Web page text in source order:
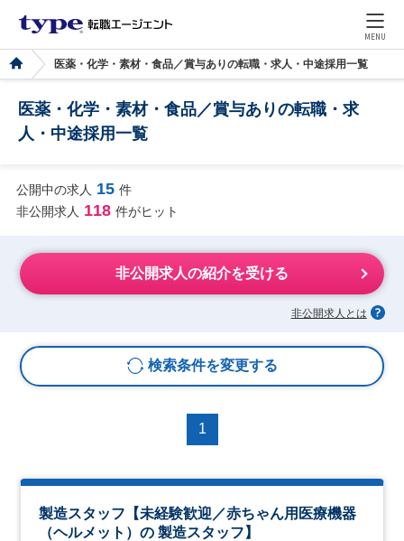
MENU
医薬・化学・素材・食品／賞与ありの転職・求人・中途採用一覧
医薬・化学・素材・食品／賞与ありの転職・求
人・中途採用一覧
公開中の求人 15 件
非公開求人 118 件がヒット
非公開求人の紹介を受ける
非公開求人とは
検索条件を変更する
1
製造スタッフ【未経験歓迎／赤ちゃん用医療機器
（ヘルメット）の 製造スタッフ】